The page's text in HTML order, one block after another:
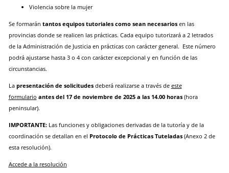
Violencia sobre la mujer
Se formarán tantos equipos tutoriales como sean necesariosen las
provincias donde se realicen las prácticas. Cada equipo tutorizará a 2 letrados
de la Administración de Justicia en prácticas con carácter general. Este número
podrá ajustarse hasta 3 o 4 con carácter excepcional y en función de las
circunstancias.
La presentación de solicitudesdeberá realizarse a través de este
formulario antes del 17 de noviembre de 2025 a las 14.00 horas(hora
peninsular).
IMPORTANTE:Las funciones y obligaciones derivadas de la tutoría y de la
coordinación se detallan en el Protocolo de Prácticas Tuteladas(Anexo 2 de
esta resolución).
Accede a la resolución